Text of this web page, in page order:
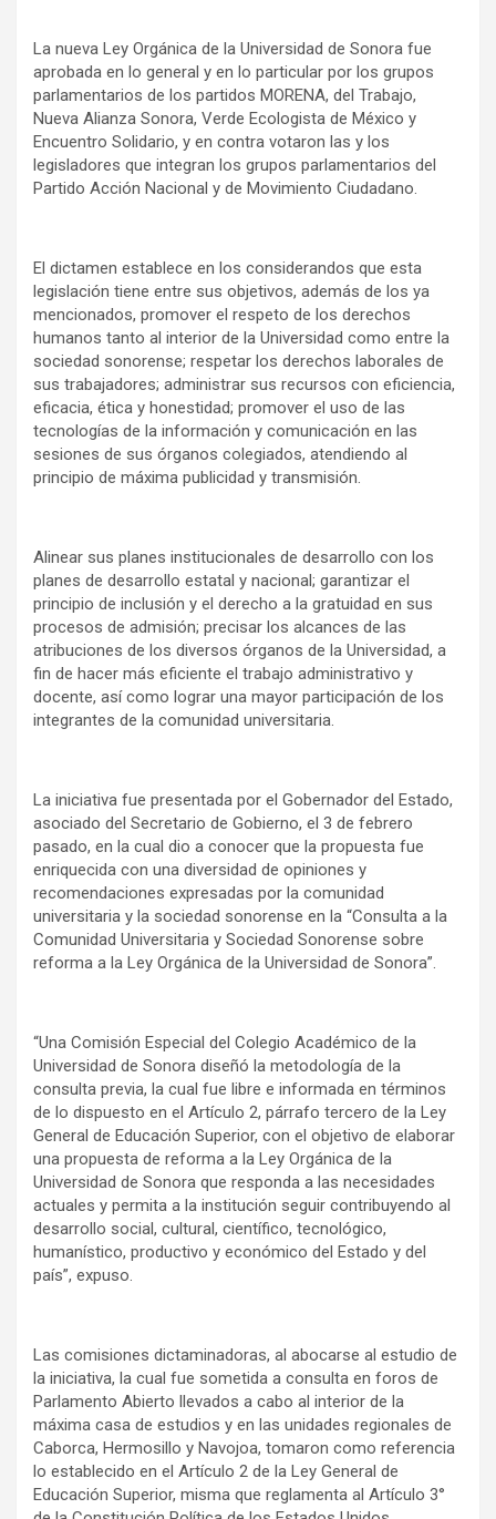
La nueva Ley Orgánica de la Universidad de Sonora fue
aprobada en lo general y en lo particular por los grupos
parlamentarios de los partidos MORENA, del Trabajo,
Nueva Alianza Sonora, Verde Ecologista de México y
Encuentro Solidario, y en contra votaron las y los
legisladores que integran los grupos parlamentarios del
Partido Acción Nacional y de Movimiento Ciudadano.
El dictamen establece en los considerandos que esta
legislación tiene entre sus objetivos, además de los ya
mencionados, promover el respeto de los derechos
humanos tanto al interior de la Universidad como entre la
sociedad sonorense; respetar los derechos laborales de
sus trabajadores; administrar sus recursos con eficiencia,
eficacia, ética y honestidad; promover el uso de las
tecnologías de la información y comunicación en las
sesiones de sus órganos colegiados, atendiendo al
principio de máxima publicidad y transmisión.
Alinear sus planes institucionales de desarrollo con los
planes de desarrollo estatal y nacional; garantizar el
principio de inclusión y el derecho a la gratuidad en sus
procesos de admisión; precisar los alcances de las
atribuciones de los diversos órganos de la Universidad, a
fin de hacer más eficiente el trabajo administrativo y
docente, así como lograr una mayor participación de los
integrantes de la comunidad universitaria.
La iniciativa fue presentada por el Gobernador del Estado,
asociado del Secretario de Gobierno, el 3 de febrero
pasado, en la cual dio a conocer que la propuesta fue
enriquecida con una diversidad de opiniones y
recomendaciones expresadas por la comunidad
universitaria y la sociedad sonorense en la “Consulta a la
Comunidad Universitaria y Sociedad Sonorense sobre
reforma a la Ley Orgánica de la Universidad de Sonora”.
“Una Comisión Especial del Colegio Académico de la
Universidad de Sonora diseñó la metodología de la
consulta previa, la cual fue libre e informada en términos
de lo dispuesto en el Artículo 2, párrafo tercero de la Ley
General de Educación Superior, con el objetivo de elaborar
una propuesta de reforma a la Ley Orgánica de la
Universidad de Sonora que responda a las necesidades
actuales y permita a la institución seguir contribuyendo al
desarrollo social, cultural, científico, tecnológico,
humanístico, productivo y económico del Estado y del
país”, expuso.
Las comisiones dictaminadoras, al abocarse al estudio de
la iniciativa, la cual fue sometida a consulta en foros de
Parlamento Abierto llevados a cabo al interior de la
máxima casa de estudios y en las unidades regionales de
Caborca, Hermosillo y Navojoa, tomaron como referencia
lo establecido en el Artículo 2 de la Ley General de
Educación Superior, misma que reglamenta al Artículo 3°